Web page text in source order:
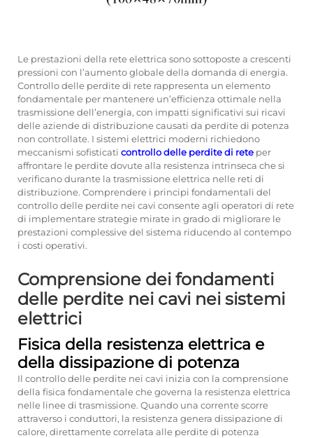
Le prestazioni della rete elettrica sono sottoposte a crescenti
pressioni con l’aumento globale della domanda di energia.
Controllo delle perdite di rete rappresenta un elemento
fondamentale per mantenere un’efficienza ottimale nella
trasmissione dell’energia, con impatti significativi sui ricavi
delle aziende di distribuzione causati da perdite di potenza
non controllate. I sistemi elettrici moderni richiedono
meccanismi sofisticati controllo delle perdite di rete per
affrontare le perdite dovute alla resistenza intrinseca che si
verificano durante la trasmissione elettrica nelle reti di
distribuzione. Comprendere i principi fondamentali del
controllo delle perdite nei cavi consente agli operatori di rete
di implementare strategie mirate in grado di migliorare le
prestazioni complessive del sistema riducendo al contempo
i costi operativi.
Comprensione dei fondamenti
delle perdite nei cavi nei sistemi
elettrici
Fisica della resistenza elettrica e
della dissipazione di potenza
Il controllo delle perdite nei cavi inizia con la comprensione
della fisica fondamentale che governa la resistenza elettrica
nelle linee di trasmissione. Quando una corrente scorre
attraverso i conduttori, la resistenza genera dissipazione di
calore, direttamente correlata alle perdite di potenza